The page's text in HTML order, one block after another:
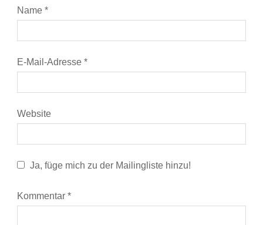
Name *
E-Mail-Adresse *
Website
Ja, füge mich zu der Mailingliste hinzu!
Kommentar *